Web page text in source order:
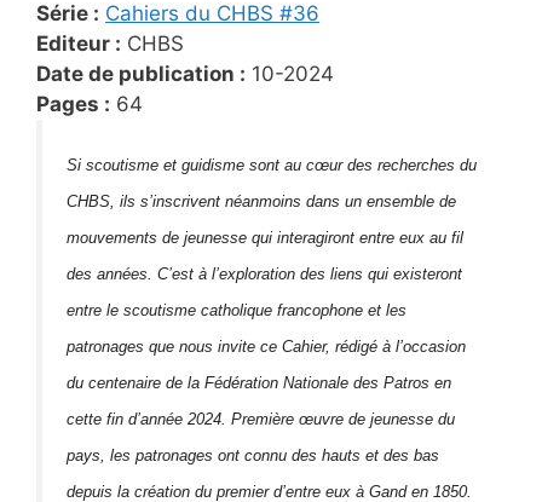
Série : Cahiers du CHBS #36
Editeur : CHBS
Date de publication : 10-2024
Pages : 64
Si scoutisme et guidisme sont au cœur des recherches du
CHBS, ils s’inscrivent néanmoins dans un ensemble de
mouvements de jeunesse qui interagiront entre eux au fil
des années. C’est à l’exploration des liens qui existeront
entre le scoutisme catholique francophone et les
patronages que nous invite ce Cahier, rédigé à l’occasion
du centenaire de la Fédération Nationale des Patros en
cette fin d’année 2024. Première œuvre de jeunesse du
pays, les patronages ont connu des hauts et des bas
depuis la création du premier d’entre eux à Gand en 1850.